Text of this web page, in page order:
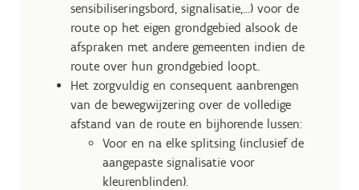
sensibiliseringsbord, signalisatie,…) voor de
route op het eigen grondgebied alsook de
afspraken met andere gemeenten indien de
route over hun grondgebied loopt.
Het zorgvuldig en consequent aanbrengen
van de bewegwijzering over de volledige
afstand van de route en bijhorende lussen:
Voor en na elke splitsing (inclusief de
aangepaste signalisatie voor
kleurenblinden).